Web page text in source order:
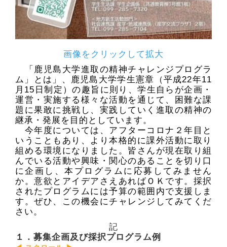
画像をクリックして拡大
「鹿児島大学進取の精神チャレンジプログラ
ム」とは」、鹿児島大学学生憲章（平成22年11
月15日制定）の趣旨に則り、学生自らが企画・
運営・実施する様々な活動を通じて、困難な課
題に果敢に挑戦し、実践していく進取の精神の
継承・発展を目的としています。
今年度については、アフターコロナ２年目と
いうこともあり、より本格的に課外活動に取り
組める環境になりました。皆さんが現在取り組
んでいる活動や興味・関心のあることを切り口
に企画し、本プログラムに応募してみません
か。意欲とアイデアさえあればＯＫです。採択
されたプログラムには予算の範囲内で支援しま
す。ぜひ、この機会にチャレンジしてみてくだ
さい。
記
１．募集企画及び採択プログラム例